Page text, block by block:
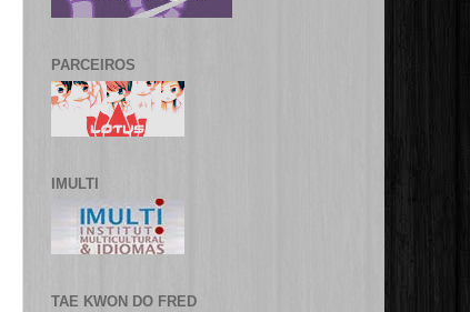
PARCEIROS
IMULTI
TAE KWON DO FRED